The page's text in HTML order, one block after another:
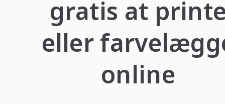
gratis at
eller
online